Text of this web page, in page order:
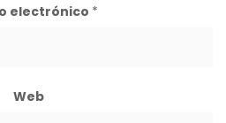
electrónico *
Web